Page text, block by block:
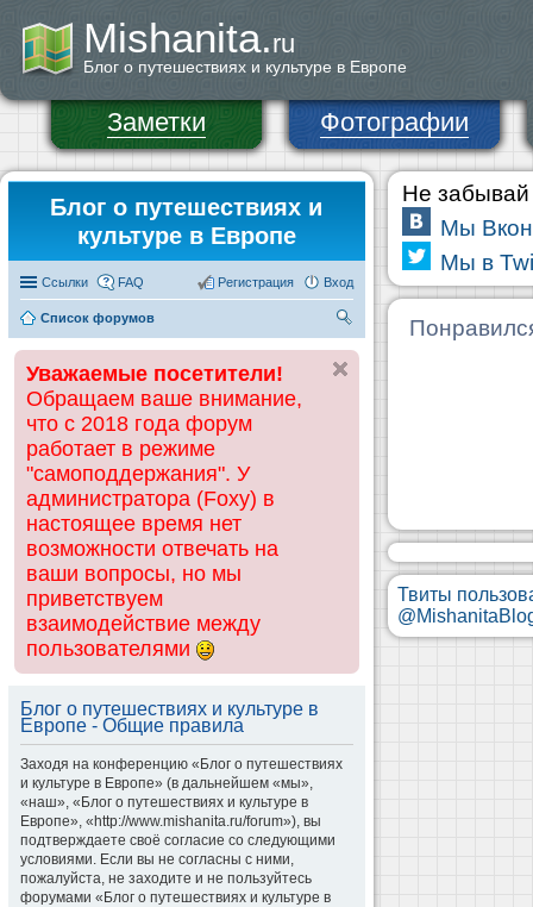
Mishanita.ru
Блог о путешествиях и культуре в Европе
Заметки Фотографии
Блог о путешествиях и
культуре в Европе
Ссылки FAQ Вход
Регистрация
Список форумов
ск
Уважаемые посетители!
Обращаем ваше внимание,
что с 2018 года форум
работает в режиме
"самоподдержания". У
администратора (Foxy) в
настоящее время нет
возможности отвечать на
ваши вопросы, но мы
приветствуем
взаимодействие между
пользователями
Блог о путешествиях и культуре в
Европе - Общие правила
Заходя на конференцию «Блог о путешествиях
и культуре в Европе» (в дальнейшем «мы»,
«наш», «Блог о путешествиях и культуре в
Европе», «http://www.mishanita.ru/forum»), вы
подтверждаете своё согласие со следующими
условиями. Если вы не согласны с ними,
пожалуйста, не заходите и не пользуйтесь
форумами «Блог о путешествиях и культуре в
Не забывай
Мы
Мы в
Твиты